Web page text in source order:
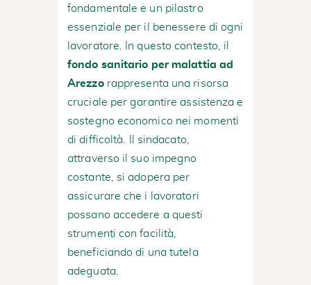
fondamentale e un pilastro
essenziale per il benessere di ogni
lavoratore. In questo contesto, il
fondo sanitario per malattia ad
Arezzorappresenta una risorsa
cruciale per garantire assistenza e
sostegno economico nei momenti
di difficoltà. Il sindacato,
attraverso il suo impegno
costante, si adopera per
assicurare che i lavoratori
possano accedere a questi
strumenti con facilità,
beneficiando di una tutela
adeguata.